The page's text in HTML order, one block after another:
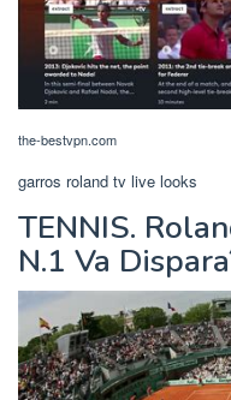
the-bestvpn.com
garros roland tv live looks
TENNIS.
N.1 Va